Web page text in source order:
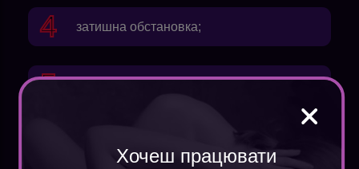
затишна обстановка;
Хочеш працювати